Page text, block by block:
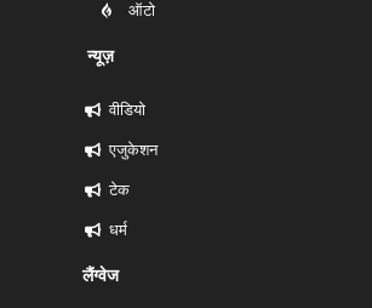
ऑटो
न्यूज़
वीडियो
एजुकेशन
टेक
धर्म
लैंग्वेज